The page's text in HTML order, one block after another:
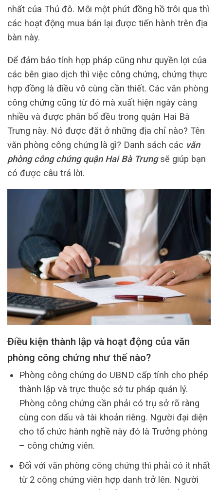
nhất của Thủ đô. Mỗi một phút đồng hồ trôi qua thì
các hoạt động mua bán lại được tiến hành trên địa
bàn này.
Để đảm bảo tính hợp pháp cũng như quyền lợi của
các bên giao dịch thì việc công chứng, chứng thực
hợp đồng là điều vô cùng cần thiết. Các văn phòng
công chứng cũng từ đó mà xuất hiện ngày càng
nhiều và được phân bổ đều trong quận Hai Bà
Trưng này. Nó được đặt ở những địa chỉ nào? Tên
văn phòng công chứng là gì? Danh sách các văn
phòng công chứng quận Hai Bà Trưngsẽ giúp bạn
có được câu trả lời.
Điều kiện thành lập và hoạt động của văn
phòng công chứng như thế nào?
Phòng công chứng do UBND cấp tỉnh cho phép
thành lập và trực thuộc sở tư pháp quản lý.
Phòng công chứng cần phải có trụ sở rõ ràng
cùng con dấu và tài khoản riêng. Người đại diện
cho tổ chức hành nghề này đó là Trưởng phòng
– công chứng viên.
Đối với văn phòng công chứng thì phải có ít nhất
từ 2 công chứng viên hợp danh trở lên. Người